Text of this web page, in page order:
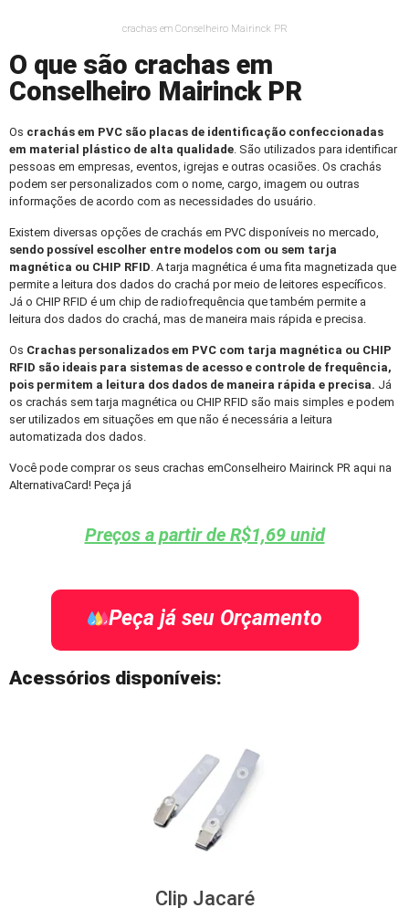
crachas em Conselheiro Mairinck PR
O que são crachas em
Conselheiro Mairinck PR
Os crachás em PVC são placas de identificação confeccionadas
em material plástico de alta qualidade. São utilizados para identificar
pessoas em empresas, eventos, igrejas e outras ocasiões. Os crachás
podem ser personalizados com o nome, cargo, imagem ou outras
informações de acordo com as necessidades do usuário.
Existem diversas opções de crachás em PVC disponíveis no mercado,
sendo possível escolher entre modelos com ou sem tarja
magnética ou CHIP RFID. A tarja magnética é uma fita magnetizada que
permite a leitura dos dados do crachá por meio de leitores específicos.
Já o CHIP RFID é um chip de radiofrequência que também permite a
leitura dos dados do crachá, mas de maneira mais rápida e precisa.
Os Crachas personalizados em PVC com tarja magnética ou CHIP
RFID são ideais para sistemas de acesso e controle de frequência,
pois permitem a leitura dos dados de maneira rápida e precisa. Já
os crachás sem tarja magnética ou CHIP RFID são mais simples e podem
ser utilizados em situações em que não é necessária a leitura
automatizada dos dados.
Você pode comprar os seus crachas emConselheiro Mairinck PR aqui na
AlternativaCard! Peça já
Preços a partir de R$1,69 unid
Peça já seu Orçamento
Acessórios disponíveis:
Clip Jacaré